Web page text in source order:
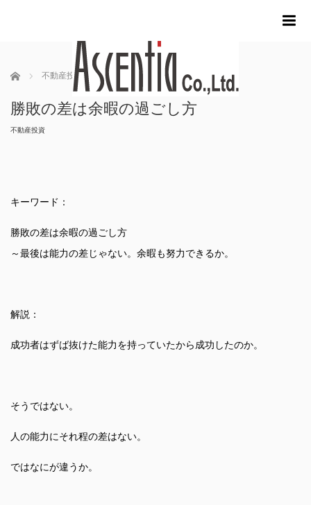
ホーム 不動産投資 勝敗の差は余暇の過ごし方
勝敗の差は余暇の過ごし方
不動産投資
キーワード：
勝敗の差は余暇の過ごし方
～最後は能力の差じゃない。余暇も努力できるか。
解説：
成功者はずば抜けた能力を持っていたから成功したのか。
そうではない。
人の能力にそれ程の差はない。
ではなにが違うか。